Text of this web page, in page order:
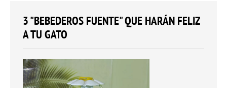
3 "BEBEDEROS FUENTE" QUE HARÁN FELIZ
A TU GATO